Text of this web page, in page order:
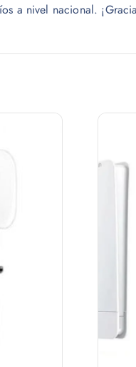
a nivel nacional.